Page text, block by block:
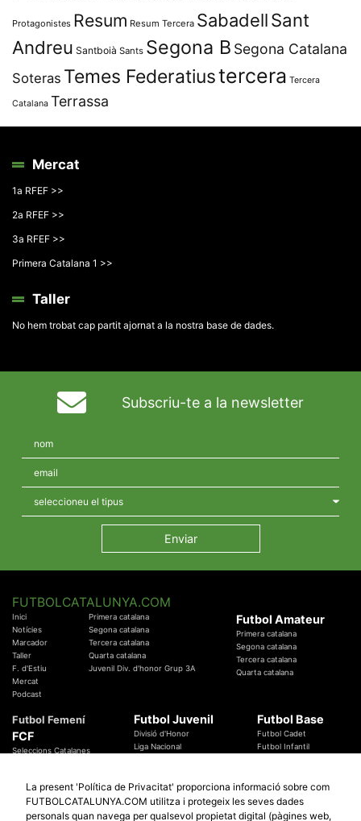
Protagonistes Resum Resum Tercera SabadellSant
Andreu Santboià Sants Segona B Segona Catalana
Soteras Temes Federatiustercera Tercera
Catalana Terrassa
Mercat
1a RFEF >>
2a RFEF >>
3a RFEF >>
Primera Catalana 1 >>
Taller
No hem trobat cap partit ajornat a la nostra base de dades.
Subscriu-te a la newsletter
FUTBOLCATALUNYA.COM
Inici
Notícies
Marcador
Taller
F. d'Estiu
Mercat
Podcast
Primera catalana
Segona catalana
Tercera catalana
Quarta catalana
Juvenil Div. d'honor Grup 3A
Futbol Amateur
Primera catalana
Segona catalana
Tercera catalana
Quarta catalana
Futbol Femení
FCF
Seleccions Catalanes
Temes Federatius
Futbol Juvenil
Divisió d'Honor
Liga Nacional
Futbol Base
Futbol Cadet
Futbol Infantil
Futbol Catalunya Especials
La present 'Política de Privacitat' proporciona informació sobre com
FUTBOLCATALUNYA.COM utilitza i protegeix les seves dades
personals quan navega per qualsevol propietat digital (pàgines web,